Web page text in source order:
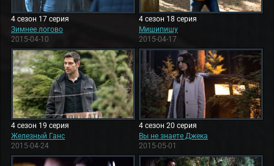
4 сезон 17 серия
Зимнее логово
2015-04-10
4 сезон 18 серия
Мишипишу
2015-04-17
4 сезон 19 серия
Железный Ганс
2015-04-24
4 сезон 20 серия
Вы не знаете Джека
2015-05-01